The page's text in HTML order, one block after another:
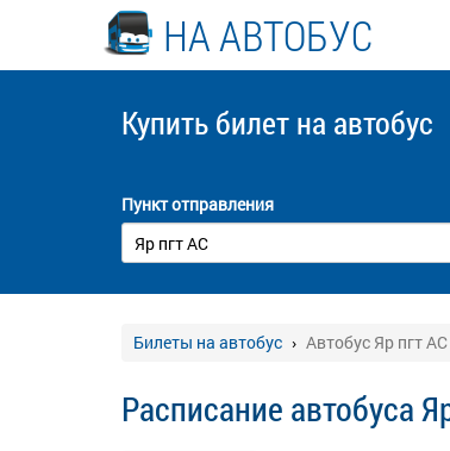
НА АВТОБУС
Купить билет на автобус
Пункт отправления
Билеты на автобус Автобус Яр пгт
Расписание автобуса